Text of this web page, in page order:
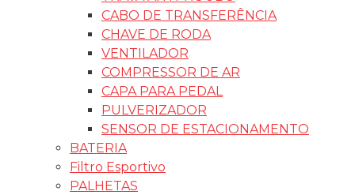
CABO DE TRANSFERÊNCIA
CHAVE DE RODA
VENTILADOR
COMPRESSOR DE AR
CAPA PARA PEDAL
PULVERIZADOR
SENSOR DE ESTACIONAMENTO
BATERIA
Filtro Esportivo
PALHETAS